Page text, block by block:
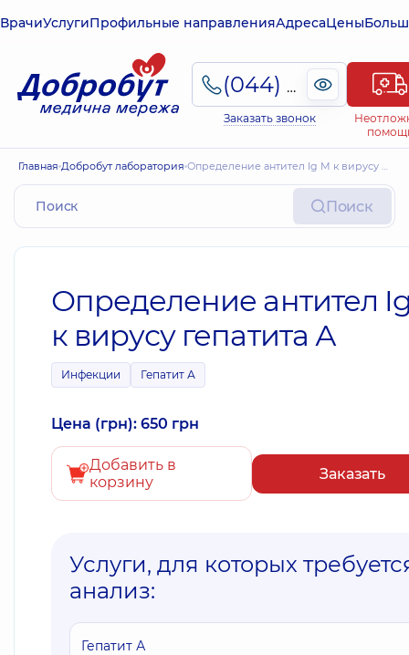
ВрачиУслугиПрофильные направленияАдресаЦены
(044) 495-2-888
Заказать звонок
Главная Добробут лаборатория Определение антител Ig М к вирусу гепатита А
Поиск
Определение антител
к вирусу гепатита А
Инфекции Гепатит А
Цена (грн): 650 грн
Добавить в
корзину
Заказать
Услуги, для которых
анализ:
Гепатит А